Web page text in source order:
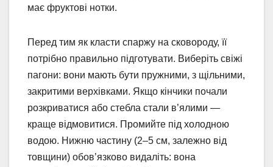
має фруктові нотки.
Перед тим як класти спаржу на сковороду, її
потрібно правильно підготувати. Виберіть свіжі
пагони: вони мають бути пружними, з щільними,
закритими верхівками. Якщо кінчики почали
розкриватися або стебла стали в’ялими —
краще відмовитися. Промийте під холодною
водою. Нижню частину (2–5 см, залежно від
товщини) обов’язково видаліть: вона